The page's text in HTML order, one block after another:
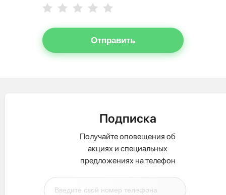
Отправить
Подписка
Получайте оповещения об
акциях и специальных
предложениях на телефон